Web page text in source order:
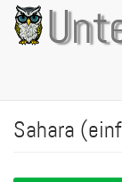
Direkt
zum
Inhalt
Sahara